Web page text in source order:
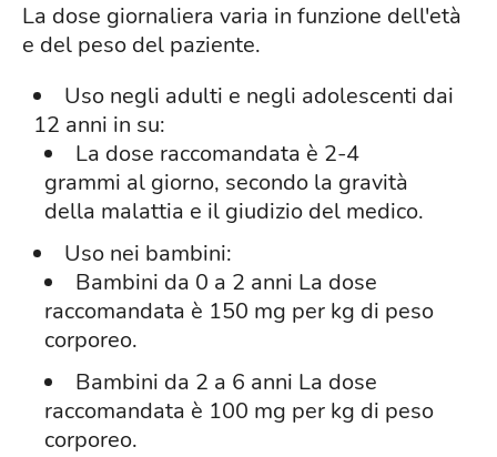
La dose giornaliera varia in funzione dell'età
e del peso del paziente.
Uso negli adulti e negli adolescenti dai
12 anni in su:
La dose raccomandata è 2-4
grammi al giorno, secondo la gravità
della malattia e il giudizio del medico.
Uso nei bambini:
Bambini da 0 a 2 anni La dose
raccomandata è 150 mg per kg di peso
corporeo.
Bambini da 2 a 6 anni La dose
raccomandata è 100 mg per kg di peso
corporeo.